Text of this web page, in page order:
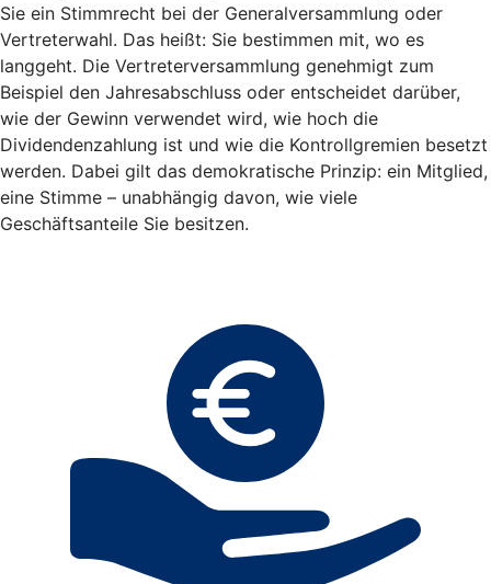
Sie ein Stimmrecht bei der Generalversammlung oder
Vertreterwahl. Das heißt: Sie bestimmen mit, wo es
langgeht. Die Vertreterversammlung genehmigt zum
Beispiel den Jahresabschluss oder entscheidet darüber,
wie der Gewinn verwendet wird, wie hoch die
Dividendenzahlung ist und wie die Kontrollgremien besetzt
werden. Dabei gilt das demokratische Prinzip: ein Mitglied,
eine Stimme – unabhängig davon, wie viele
Geschäftsanteile Sie besitzen.